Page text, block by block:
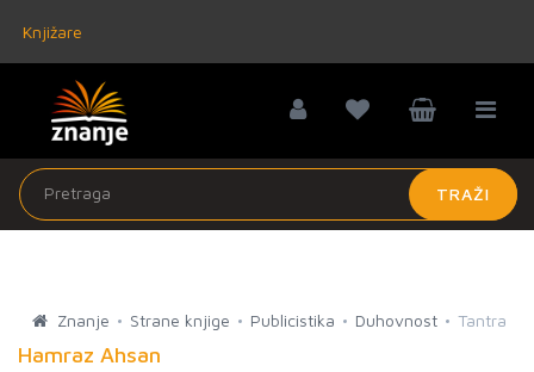
Knjižare
TRAŽI
Znanje Strane knjige Publicistika Duhovnost Tantra
Hamraz Ahsan